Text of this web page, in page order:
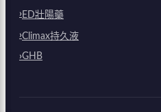
ED壯陽藥
Climax持久液
GHB